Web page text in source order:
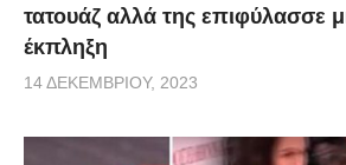
τατουάζ αλλά της επιφύλασσε
έκπληξη
14 ΔΕΚΕΜΒΡΊΟΥ, 2023